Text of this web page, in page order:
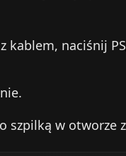
kablem, naciśnij
szpilką w otworze